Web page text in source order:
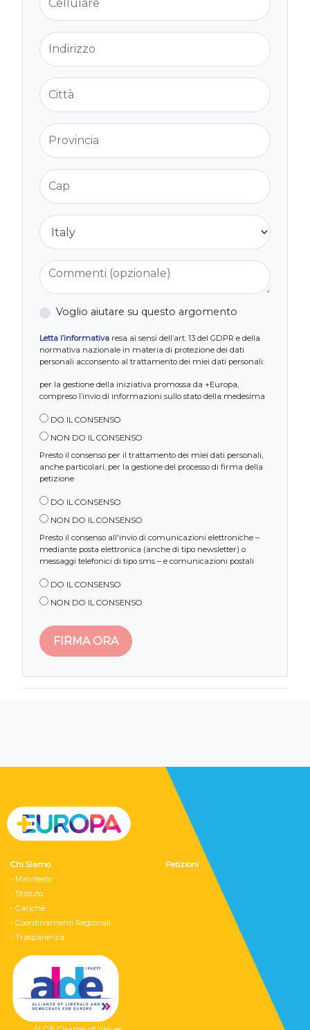
Indirizzo
Città
Provincia
Cap
Nazione
Commenti (opzionale)
Voglio aiutare su questo argomento
Letta l’informativa resa ai sensi dell’art. 13 del GDPR e della
normativa nazionale in materia di protezione dei dati
personali acconsento al trattamento dei miei dati personali:
per la gestione della iniziativa promossa da +Europa,
compreso l’invio di informazioni sullo stato della medesima
DO IL CONSENSO
NON DO IL CONSENSO
Presto il consenso per il trattamento dei miei dati personali,
anche particolari, per la gestione del processo di firma della
petizione
DO IL CONSENSO
NON DO IL CONSENSO
Presto il consenso all'invio di comunicazioni elettroniche –
mediante posta elettronica (anche di tipo newsletter) o
messaggi telefonici di tipo sms – e comunicazioni postali
DO IL CONSENSO
NON DO IL CONSENSO
Chi Siamo
- Manifesto
- Statuto
- Cariche
- Coordinamenti Regionali
- Trasparenza
Petizioni